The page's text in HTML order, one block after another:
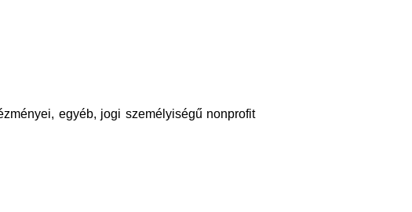
egyéb, jogi személyiségű nonprofit